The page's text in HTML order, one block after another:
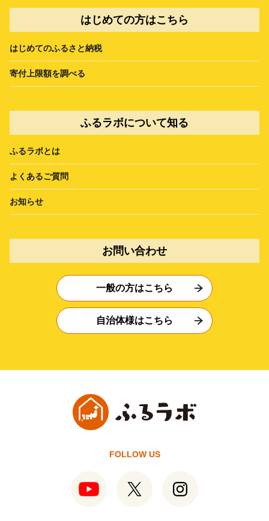
はじめての方はこちら
はじめてのふるさと納税
寄付上限額を調べる
ふるラボについて知る
ふるラボとは
よくあるご質問
お知らせ
お問い合わせ
一般の方はこちら
自治体様はこちら
FOLLOW US